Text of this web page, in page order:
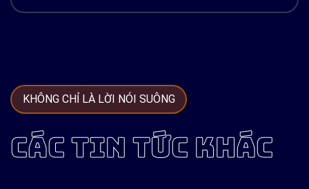
KHÔNG CHỈ LÀ LỜI NÓI SUÔNG
CÁC TIN TỨC KHÁC